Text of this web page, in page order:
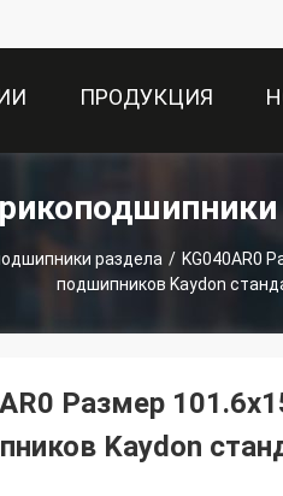
ПРОДУКЦИЯ
раздела / KG040AR0 Размер 101.6x152.4X25.4мм Поставщики тонкостенных
подшипников Kaydon
Размер
Kaydon